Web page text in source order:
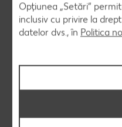
Opțiunea „Setări”
inclusiv cu privire la
datelor dvs., în Politica